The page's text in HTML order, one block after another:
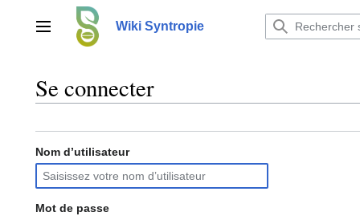
contenuMenu principalWiki Syntropie
Se connecter
Nom d’utilisateur
Mot de passe